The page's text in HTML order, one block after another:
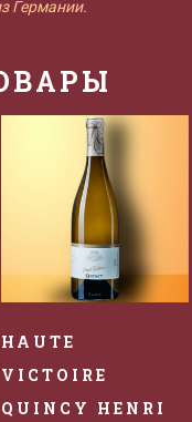
Германии.
HAUTE
VICTOIRE
QUINCY HENRI